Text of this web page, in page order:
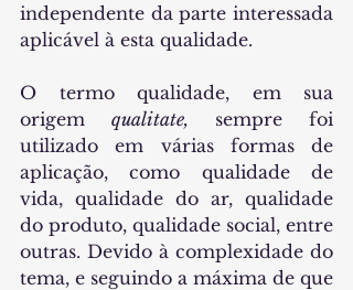
independente da parte interessada
aplicável à esta qualidade.
O termo qualidade, em sua
origem qualitate, sempre foi
utilizado em várias formas de
aplicação, como qualidade de
vida, qualidade do ar, qualidade
do produto, qualidade social, entre
outras. Devido à complexidade do
tema, e seguindo a máxima de que